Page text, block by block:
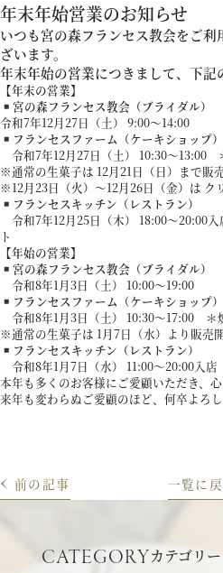
プラン
施設紹介
フォトガイドツアー
ブライダルフェア
ニュース
パーティレポート
アクセス
年末年始営業のお知らせ
いつも宮の森フランセス教会をご
ざいます。
年末年始の営業につきまして、下記
【年末の営業】
宮の森フランセス教会（ブライダル）
令和7年12月27日（土） 9:00～14:00
フランセスファーム（ケーキショップ）
令和7年12月27日（土） 10:30～13:00
※通常の生菓子は 12月21日（日）まで販
※12月23日（火）～12月26日（金）は ク
フランセスキッチン（レストラン）
令和7年12月25日（木） 18:00～20:00
ト
【年始の営業】
宮の森フランセス教会（ブライダル）
令和8年1月3日（土） 10:00～19:00
フランセスファーム（ケーキショップ）
令和8年1月3日（土） 10:30～17:00 ＊
※通常の生菓子は 1月7日（水）より販売
フランセスキッチン（レストラン）
令和8年1月7日（水） 11:00～20:00入
本年も多くのお客様にご愛顧いただき、心
来年も変わらぬご愛顧のほど、何卒よろし
前の記事 一覧に
カテゴリー
CATEGORY